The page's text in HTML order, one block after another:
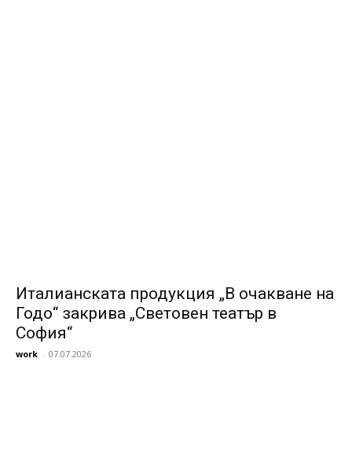
Италианската продукция „В очакване на
Годо“ закрива „Световен театър в
София“
work - 07.07.2026